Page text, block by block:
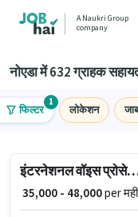
A Naukri Group
company
नोएडा में 632 ग्राहक
फिल्टर
1
लोकेशन
इंटरनेशनल वॉइस
₹ 35,000 - 48,000per